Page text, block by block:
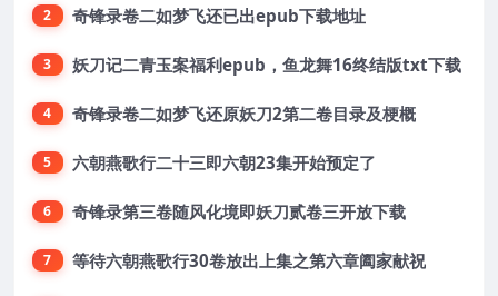
2 奇锋录卷二如梦飞还已出epub下载地址
3 妖刀记二青玉案福利epub，鱼龙舞16终结版txt下载
4 奇锋录卷二如梦飞还原妖刀2第二卷目录及梗概
5 六朝燕歌行二十三即六朝23集开始预定了
6 奇锋录第三卷随风化境即妖刀贰卷三开放下载
7 等待六朝燕歌行30卷放出上集之第六章阖家献祝